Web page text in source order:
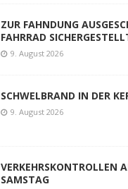
ZUR FAHNDUNG
FAHRRAD
9. August 2026
SCHWELBRAND IN DER
9. August 2026
VERKEHRSKONTROLLEN
SAMSTAG